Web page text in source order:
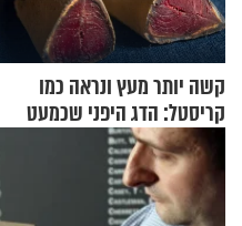
קשה יותר מעץ ונראה כמו
קריסטל: הדג היפני שכמעט
בלתי אפשרי לחתוך